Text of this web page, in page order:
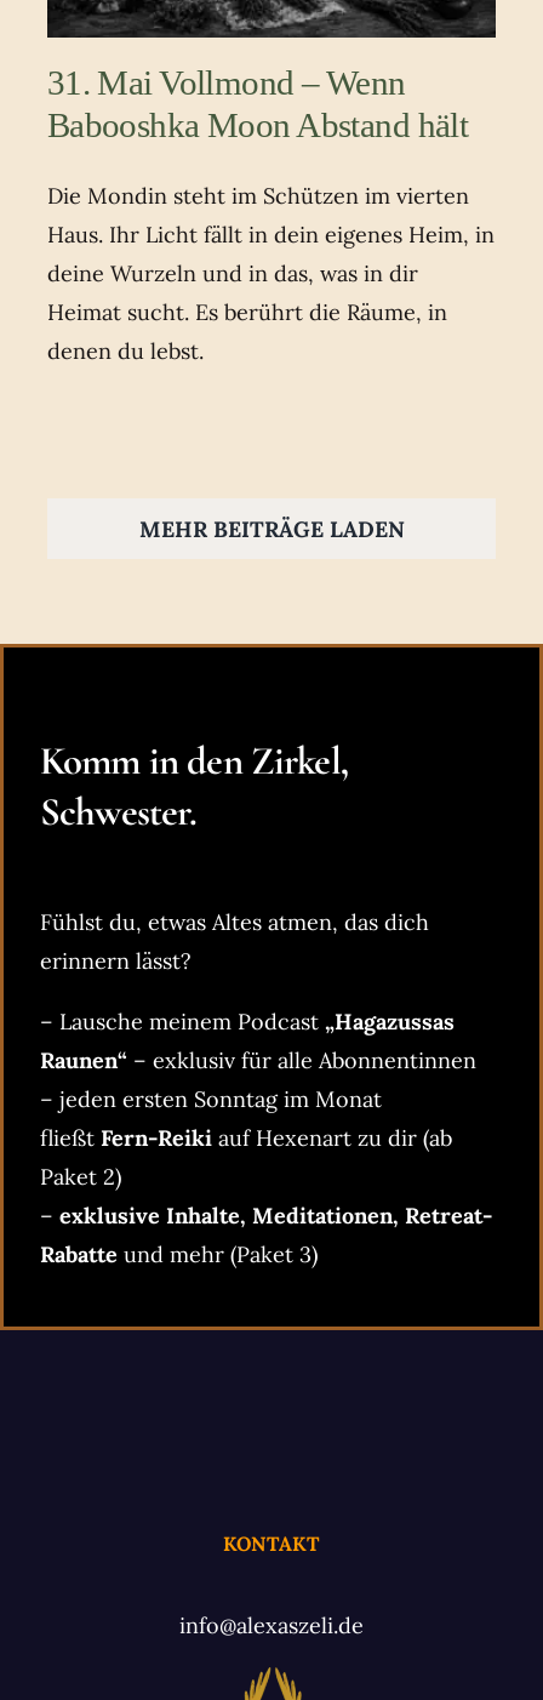
31. Mai Vollmond – Wenn
Babooshka Moon Abstand hält
Die Mondin steht im Schützen im vierten
Haus. Ihr Licht fällt in dein eigenes Heim, in
deine Wurzeln und in das, was in dir
Heimat sucht. Es berührt die Räume, in
denen du lebst.
MEHR BEITRÄGE LADEN
Komm in den Zirkel,
Schwester.
Fühlst du, etwas Altes atmen, das dich
erinnern lässt?
– Lausche meinem Podcast „Hagazussas
Raunen“ – exklusiv für alle Abonnentinnen
– jeden ersten Sonntag im Monat
fließt Fern-Reiki auf Hexenart zu dir (ab
Paket 2)
– exklusive Inhalte, Meditationen, Retreat-
Rabatte und mehr (Paket 3)
KONTAKT
info@alexaszeli.de